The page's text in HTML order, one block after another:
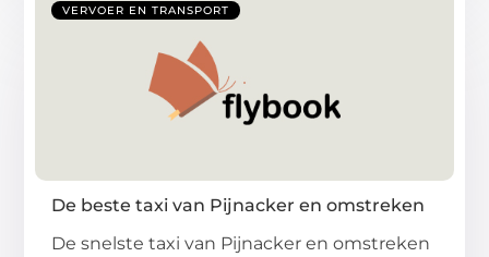
VERVOER EN TRANSPORT
De beste taxi van Pijnacker en omstreken
De snelste taxi van Pijnacker en omstreken